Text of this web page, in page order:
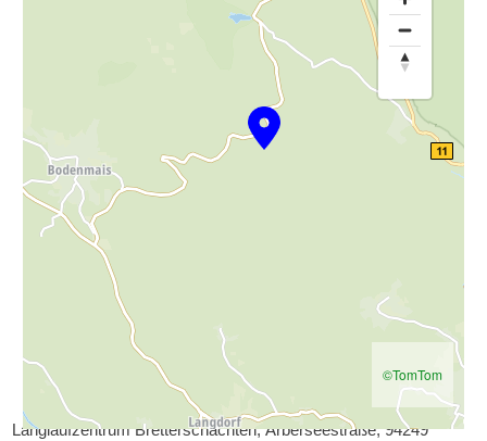
©TomTom
Langlaufzentrum Bretterschachten, Arberseestraße, 94249